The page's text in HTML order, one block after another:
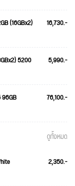
(16GBx2)
16,730.-
5200
5,990.-
96GB
76,100.-
ดูทั้งหมด
2,350.-